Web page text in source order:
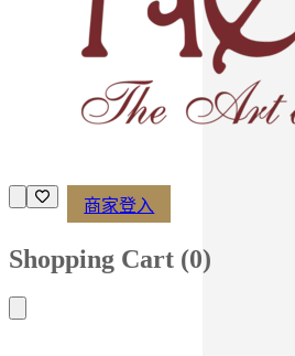
商家登入
Shopping Cart (0)